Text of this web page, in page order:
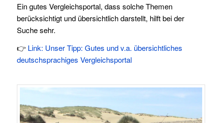
Ein gutes Vergleichsportal, dass solche Themen
berücksichtigt und übersichtlich darstellt, hilft bei der
Suche sehr.
👉 Link: Unser Tipp: Gutes und v.a. übersichtliches
deutschsprachiges Vergleichsportal